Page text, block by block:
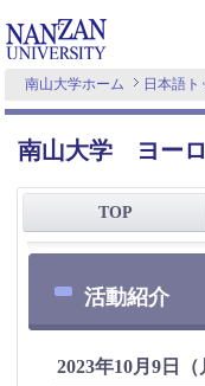
南山大学ホーム 日本語ト
南山大学 ヨー
TOP
活動紹介
2023年10月9日